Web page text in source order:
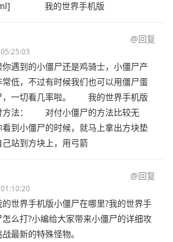
我的世界手机版
@回复
遇到的小僵尸还是鸡骑士，小僵尸产
常低，不过有时候我们也可以用僵尸蛋
，一切看几率啦。 我的世界手机版
方法： 对付小僵尸的方法比较无
看到小僵尸的时候，就马上拿出方块垫
站到方块上，用弓箭
@回复
手机版小僵尸在哪里?我的世界手
么打?小编给大家带来小僵尸的详细攻
战最新的特殊怪物。